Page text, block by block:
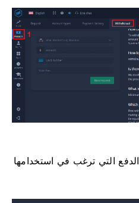
التي ترغب في استخدامها